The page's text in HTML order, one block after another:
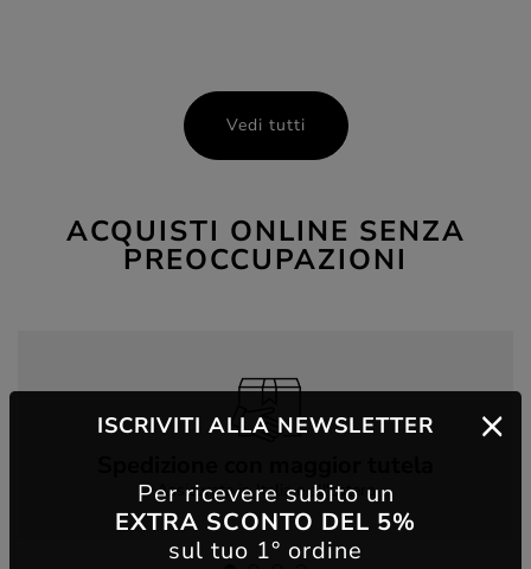
Vedi tutti
ACQUISTI ONLINE SENZA
PREOCCUPAZIONI
Assicurata in Italia e all'estero
ISCRIVITI ALLA NEWSLETTER
Per ricevere subito un
EXTRA SCONTO DEL 5%
sul tuo 1° ordine